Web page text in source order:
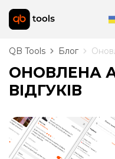
QB Tools Блог
ОНОВЛЕНА
ВІДГУКІВ